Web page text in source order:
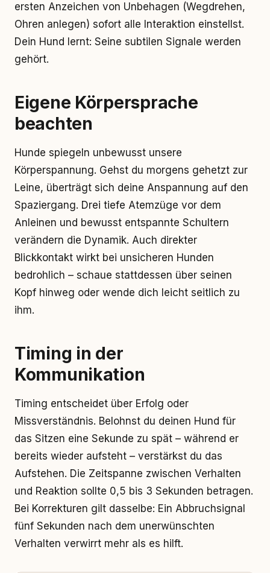
ersten Anzeichen von Unbehagen (Wegdrehen,
Ohren anlegen) sofort alle Interaktion einstellst.
Dein Hund lernt: Seine subtilen Signale werden
gehört.
Eigene Körpersprache
beachten
Hunde spiegeln unbewusst unsere
Körperspannung. Gehst du morgens gehetzt zur
Leine, überträgt sich deine Anspannung auf den
Spaziergang. Drei tiefe Atemzüge vor dem
Anleinen und bewusst entspannte Schultern
verändern die Dynamik. Auch direkter
Blickkontakt wirkt bei unsicheren Hunden
bedrohlich – schaue stattdessen über seinen
Kopf hinweg oder wende dich leicht seitlich zu
ihm.
Timing in der
Kommunikation
Timing entscheidet über Erfolg oder
Missverständnis. Belohnst du deinen Hund für
das Sitzen eine Sekunde zu spät – während er
bereits wieder aufsteht – verstärkst du das
Aufstehen. Die Zeitspanne zwischen Verhalten
und Reaktion sollte 0,5 bis 3 Sekunden betragen.
Bei Korrekturen gilt dasselbe: Ein Abbruchsignal
fünf Sekunden nach dem unerwünschten
Verhalten verwirrt mehr als es hilft.